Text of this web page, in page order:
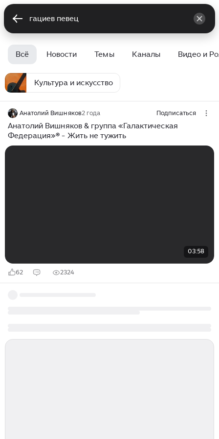
Всё Новости Темы Каналы Видео и
Культура и искусство
Анатолий Вишняков2 года Подписаться
Анатолий Вишняков & группа «Галактическая
Федерация»® - Жить не тужить
03:58
62 2324